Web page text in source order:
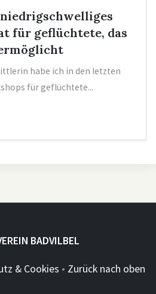
für geflüchtete, das
habe ich in den letzten
für geflüchtete...
BADVILBEL
& Cookies • Zurück nach oben